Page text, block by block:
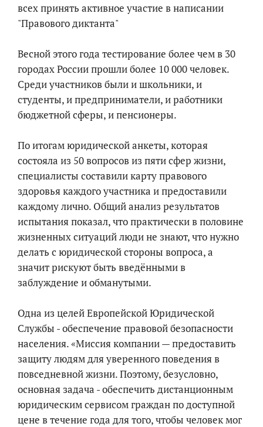
всех принять активное участие в написании
"Правового диктанта"
Весной этого года тестирование более чем в 30
городах России прошли более 10 000 человек.
Среди участников были и школьники, и
студенты, и предприниматели, и работники
бюджетной сферы, и пенсионеры.
По итогам юридической анкеты, которая
состояла из 50 вопросов из пяти сфер жизни,
специалисты составили карту правового
здоровья каждого участника и предоставили
каждому лично. Общий анализ результатов
испытания показал, что практически в половине
жизненных ситуаций люди не знают, что нужно
делать с юридической стороны вопроса, а
значит рискуют быть введёнными в
заблуждение и обманутыми.
Одна из целей Европейской Юридической
Службы - обеспечение правовой безопасности
населения. ​​«Миссия компании — предоставить
защиту людям для уверенного поведения в
повседневной жизни. Поэтому, безусловно,
основная задача - обеспечить дистанционным
юридическим сервисом граждан по доступной
цене в течение года для того, чтобы человек мог